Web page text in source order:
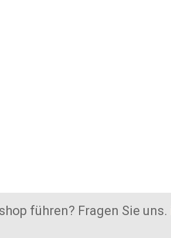
Fragen Sie uns.